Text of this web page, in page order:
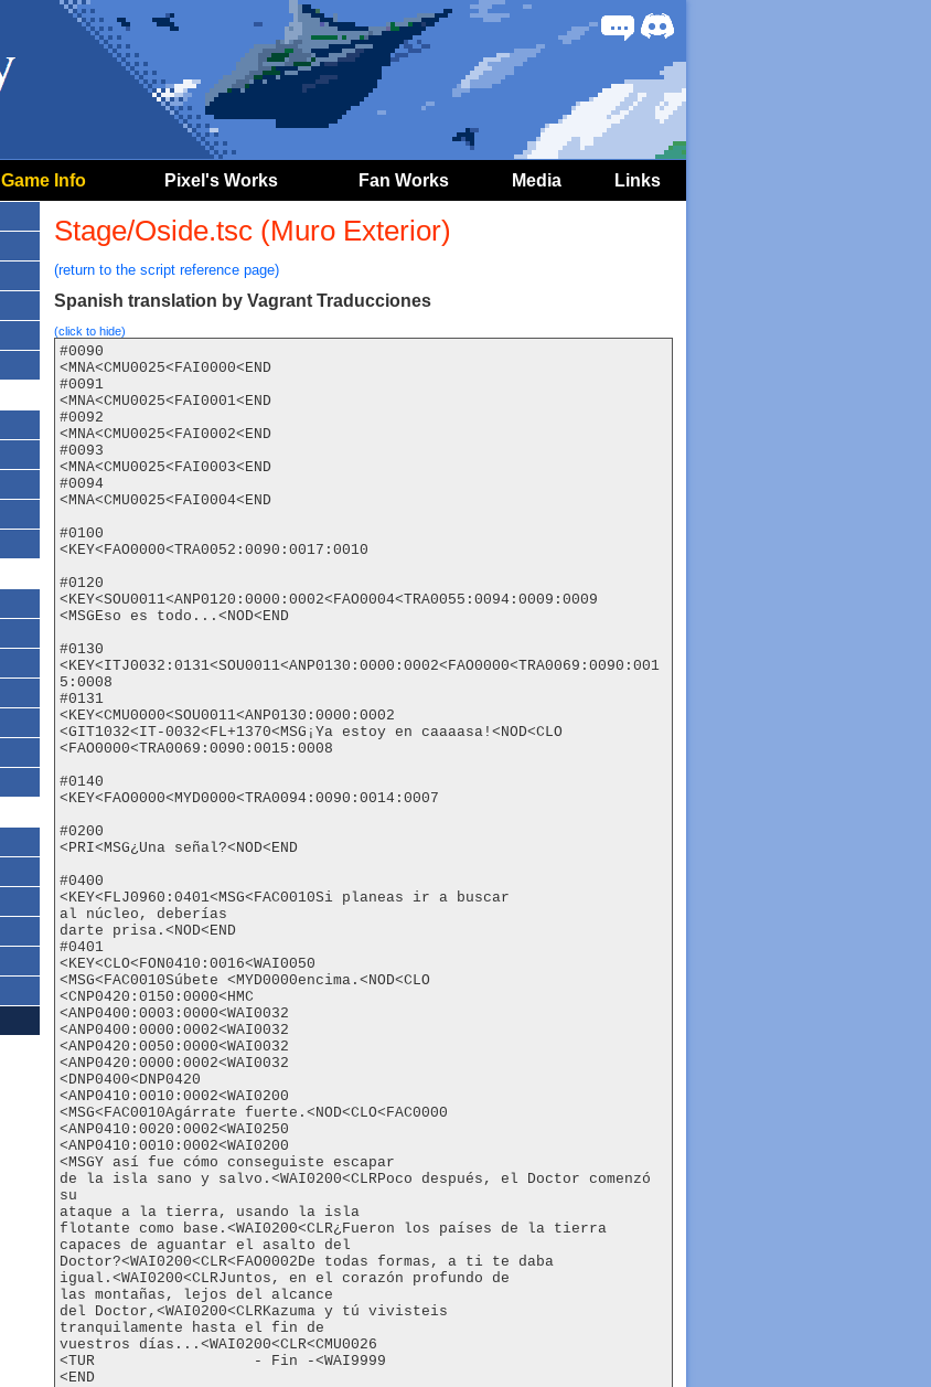
Game Info Pixel's Works Fan Works Media Links
Stage/Oside.tsc (Muro Exterior)
(return to the script reference page)
Spanish translation by Vagrant Traducciones
(click to hide)
#0090
<MNA<CMU0025<FAI0000<END
#0091
<MNA<CMU0025<FAI0001<END
#0092
<MNA<CMU0025<FAI0002<END
#0093
<MNA<CMU0025<FAI0003<END
#0094
<MNA<CMU0025<FAI0004<END
#0100
<KEY<FAO0000<TRA0052:0090:0017:0010
#0120
<KEY<SOU0011<ANP0120:0000:0002<FAO0004<TRA0055:0094:0009:0009
<MSGEso es todo...<NOD<END
#0130
<KEY<ITJ0032:0131<SOU0011<ANP0130:0000:0002<FAO0000<TRA0069:0090:001
5:0008
#0131
<KEY<CMU0000<SOU0011<ANP0130:0000:0002
<GIT1032<IT-0032<FL+1370<MSG¡Ya estoy en caaaasa!<NOD<CLO
<FAO0000<TRA0069:0090:0015:0008
#0140
<KEY<FAO0000<MYD0000<TRA0094:0090:0014:0007
#0200
<PRI<MSG¿Una señal?<NOD<END
#0400
<KEY<FLJ0960:0401<MSG<FAC0010Si planeas ir a buscar
al núcleo, deberías
darte prisa.<NOD<END
#0401
<KEY<CLO<FON0410:0016<WAI0050
<MSG<FAC0010Súbete <MYD0000encima.<NOD<CLO
<CNP0420:0150:0000<HMC
<ANP0400:0003:0000<WAI0032
<ANP0400:0000:0002<WAI0032
<ANP0420:0050:0000<WAI0032
<ANP0420:0000:0002<WAI0032
<DNP0400<DNP0420
<ANP0410:0010:0002<WAI0200
<MSG<FAC0010Agárrate fuerte.<NOD<CLO<FAC0000
<ANP0410:0020:0002<WAI0250
<ANP0410:0010:0002<WAI0200
<MSGY así fue cómo conseguiste escapar
de la isla sano y salvo.<WAI0200<CLRPoco después, el Doctor comenzó
su
ataque a la tierra, usando la isla
flotante como base.<WAI0200<CLR¿Fueron los países de la tierra
capaces de aguantar el asalto del
Doctor?<WAI0200<CLR<FAO0002De todas formas, a ti te daba
igual.<WAI0200<CLRJuntos, en el corazón profundo de
las montañas, lejos del alcance
del Doctor,<WAI0200<CLRKazuma y tú vivisteis
tranquilamente hasta el fin de
vuestros días...<WAI0200<CLR<CMU0026
<TUR                  - Fin -<WAI9999
<END